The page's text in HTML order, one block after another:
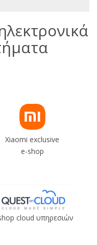
Xiaomi exclusive
e-shop
cloud υπηρεσιών